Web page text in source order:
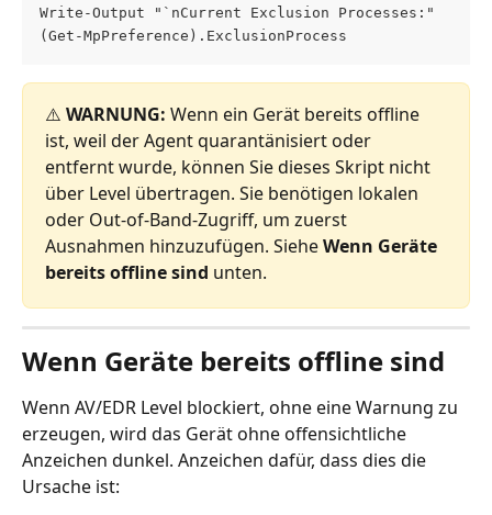
Write-Output "`nCurrent Exclusion Processes:"
(Get-MpPreference).ExclusionProcess
⚠️ WARNUNG: Wenn ein Gerät bereits offline
ist, weil der Agent quarantänisiert oder
entfernt wurde, können Sie dieses Skript nicht
über Level übertragen. Sie benötigen lokalen
oder Out-of-Band-Zugriff, um zuerst
Ausnahmen hinzuzufügen. Siehe Wenn Geräte
bereits offline sind unten.
Wenn Geräte bereits offline sind
Wenn AV/EDR Level blockiert, ohne eine Warnung zu
erzeugen, wird das Gerät ohne offensichtliche
Anzeichen dunkel. Anzeichen dafür, dass dies die
Ursache ist: